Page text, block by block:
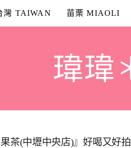
灣 TAIWAN 苗栗 MIAOLI
瑋瑋
茶(中壢中央店)』好喝又好